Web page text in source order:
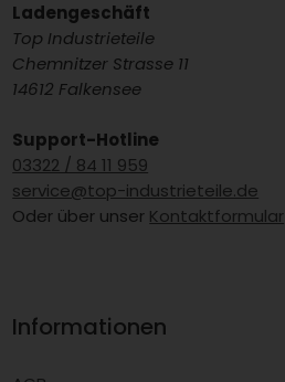
Ladengeschäft
Top Industrieteile
Chemnitzer Strasse 11
14612 Falkensee
Support-Hotline
03322 / 84 11 959
service@top-industrieteile.de
Oder über unser Kontaktformular
Informationen